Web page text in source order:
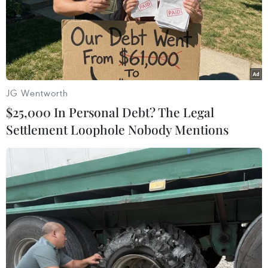
là biện pháp hữu ích giúp
giảm khí carbon
Nghiên cứu trên tạp chí Nature
giữa tháng 11/2023 chỉ ra rằng
việc phục hồi các khu rừng toàn
cầu có thể giúp cô lập lượng
carbon nhiều gấp 22 lần lượng
khí carbon phát thải trong 1 năm
Ông Barney Swan, đồng sáng lập tổ chức từ
thiện tái tạo thiên nhiên ClimateForce và là con
trai của nhà thám hiểm vùng cực nổi tiếng
người Anh Robert Swan, khẳng định cần có các
mô hình mạnh mẽ hơn để tăng tốc bảo tồn, thúc
đẩy nền kinh tế xanh trong tương lai và đa
JG Wentworth
$25,000 In Personal Debt? The Legal
Settlement Loophole Nobody Mentions